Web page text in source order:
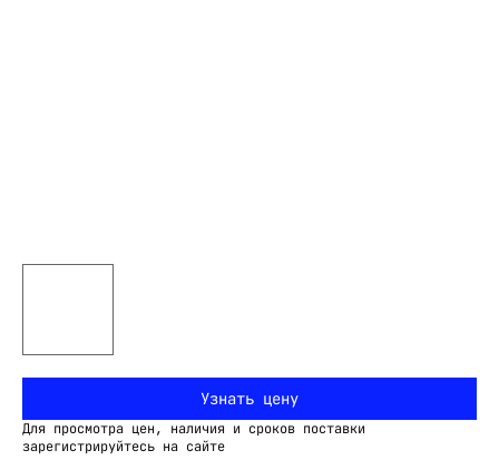
Узнать цену
Для просмотра цен, наличия и сроков поставки
зарегистрируйтесь на сайте